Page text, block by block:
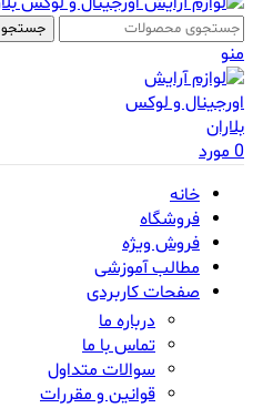
جستجو
منو
0مورد
خانه
فروشگاه
فروش ویژه
مطالب آموزشی
صفحات کاربردی
درباره ما
تماس با ما
سوالات متداول
قوانین و مقررات